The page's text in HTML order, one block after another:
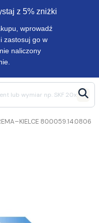
z 5% zniżki
wprowadź
i zastosuj go w
naliczony
80.0059.14.0806